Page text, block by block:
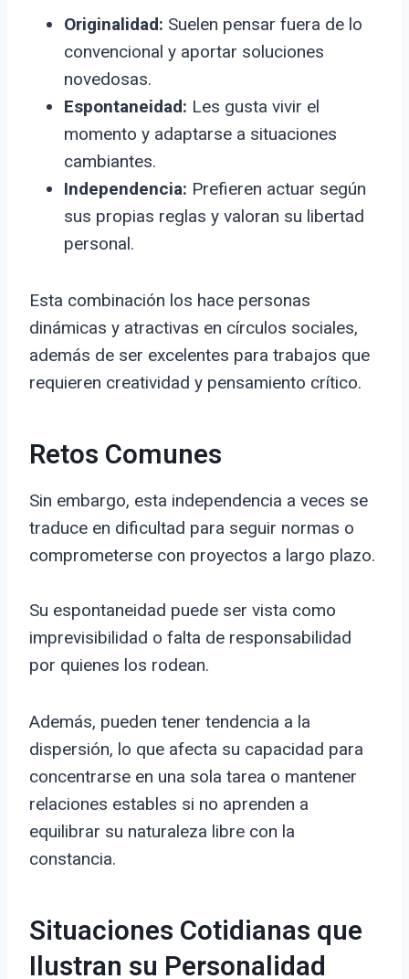
Originalidad: Suelen pensar fuera de lo
convencional y aportar soluciones
novedosas.
Espontaneidad: Les gusta vivir el
momento y adaptarse a situaciones
cambiantes.
Independencia: Prefieren actuar según
sus propias reglas y valoran su libertad
personal.
Esta combinación los hace personas
dinámicas y atractivas en círculos sociales,
además de ser excelentes para trabajos que
requieren creatividad y pensamiento crítico.
Retos Comunes
Sin embargo, esta independencia a veces se
traduce en dificultad para seguir normas o
comprometerse con proyectos a largo plazo.
Su espontaneidad puede ser vista como
imprevisibilidad o falta de responsabilidad
por quienes los rodean.
Además, pueden tener tendencia a la
dispersión, lo que afecta su capacidad para
concentrarse en una sola tarea o mantener
relaciones estables si no aprenden a
equilibrar su naturaleza libre con la
constancia.
Situaciones Cotidianas que
Ilustran su Personalidad